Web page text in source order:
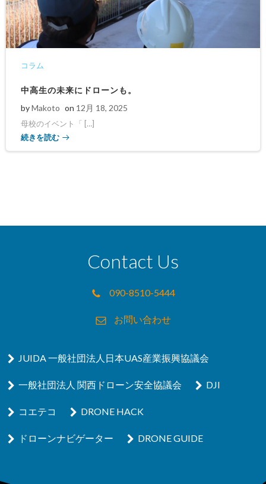
コラム
中高生の未来にドローンも。
byMakoto on 12月 18, 2025
母校のイベント「 […]
続きを読む
Contact Us
090-8510-5444
お問い合わせ
JUIDA 一般社団法人日本UAS産業振興協議会
一般社団法人 関西ドローン安全協議会 DJI
コエテコ DRONE HACK
ドローンナビゲーター DRONE GUIDE